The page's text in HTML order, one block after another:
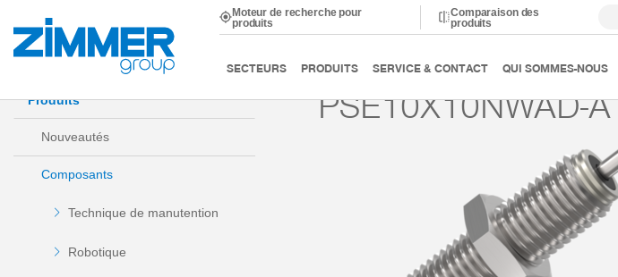
Moteur de recherche pour
produits
Comparaison des
produits
SECTEURS PRODUITS SERVICE & CONTACT QUI SOMMES-NOUS
Démarrage Produits Composants Technique d’amortissement Amortisseur
Produits
Nouveautés
Composants
Technique de manutention
Robotique
PSE10X10NWAD-A